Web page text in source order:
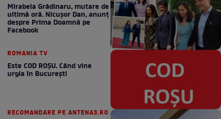
Mirabela Grădinaru, mutare de
ultimă oră. Nicuşor Dan, anunţ
despre Prima Doamnă pe
Facebook
ROMANIA TV
Este COD ROŞU. Când vine
urgia în Bucureşti
RECOMANDARE PE ANTENA3.RO